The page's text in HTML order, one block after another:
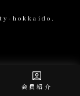
会員紹介
hokkaido.